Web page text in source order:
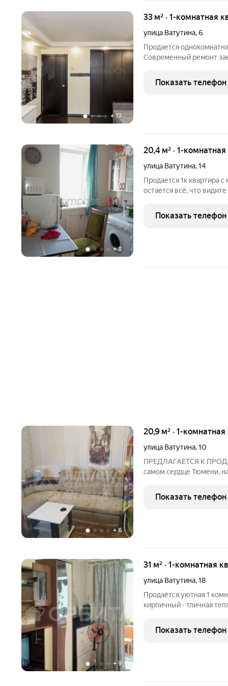
+ 13
33 м² · 1-комнатная
улица Ватутина,6
Продается однокомнатная квартира!
Современный ремонт заезжай и живи! В продаже остается
Остальное по договоренности. Уютная
комфорта!
Показать телефон
+8
20,4 м² · 1-
улица Ватутина,14
Продается 1к квартира
остается всё, что
доступности
магазины первой
Показать телефон
+6
20,9 м² · 1-
улица Ватутина,10
ПРЕДЛАГАЕТСЯ К
самом сердце Тюмени,
Квартира расположена
построенного в 1986
Показать телефон
+ 9
31 м² · 1-комнатная
улица Ватутина,18
Продаётся уютная 1
кирпичный - тличная
квартире сделан
застеклена,
Показать телефон